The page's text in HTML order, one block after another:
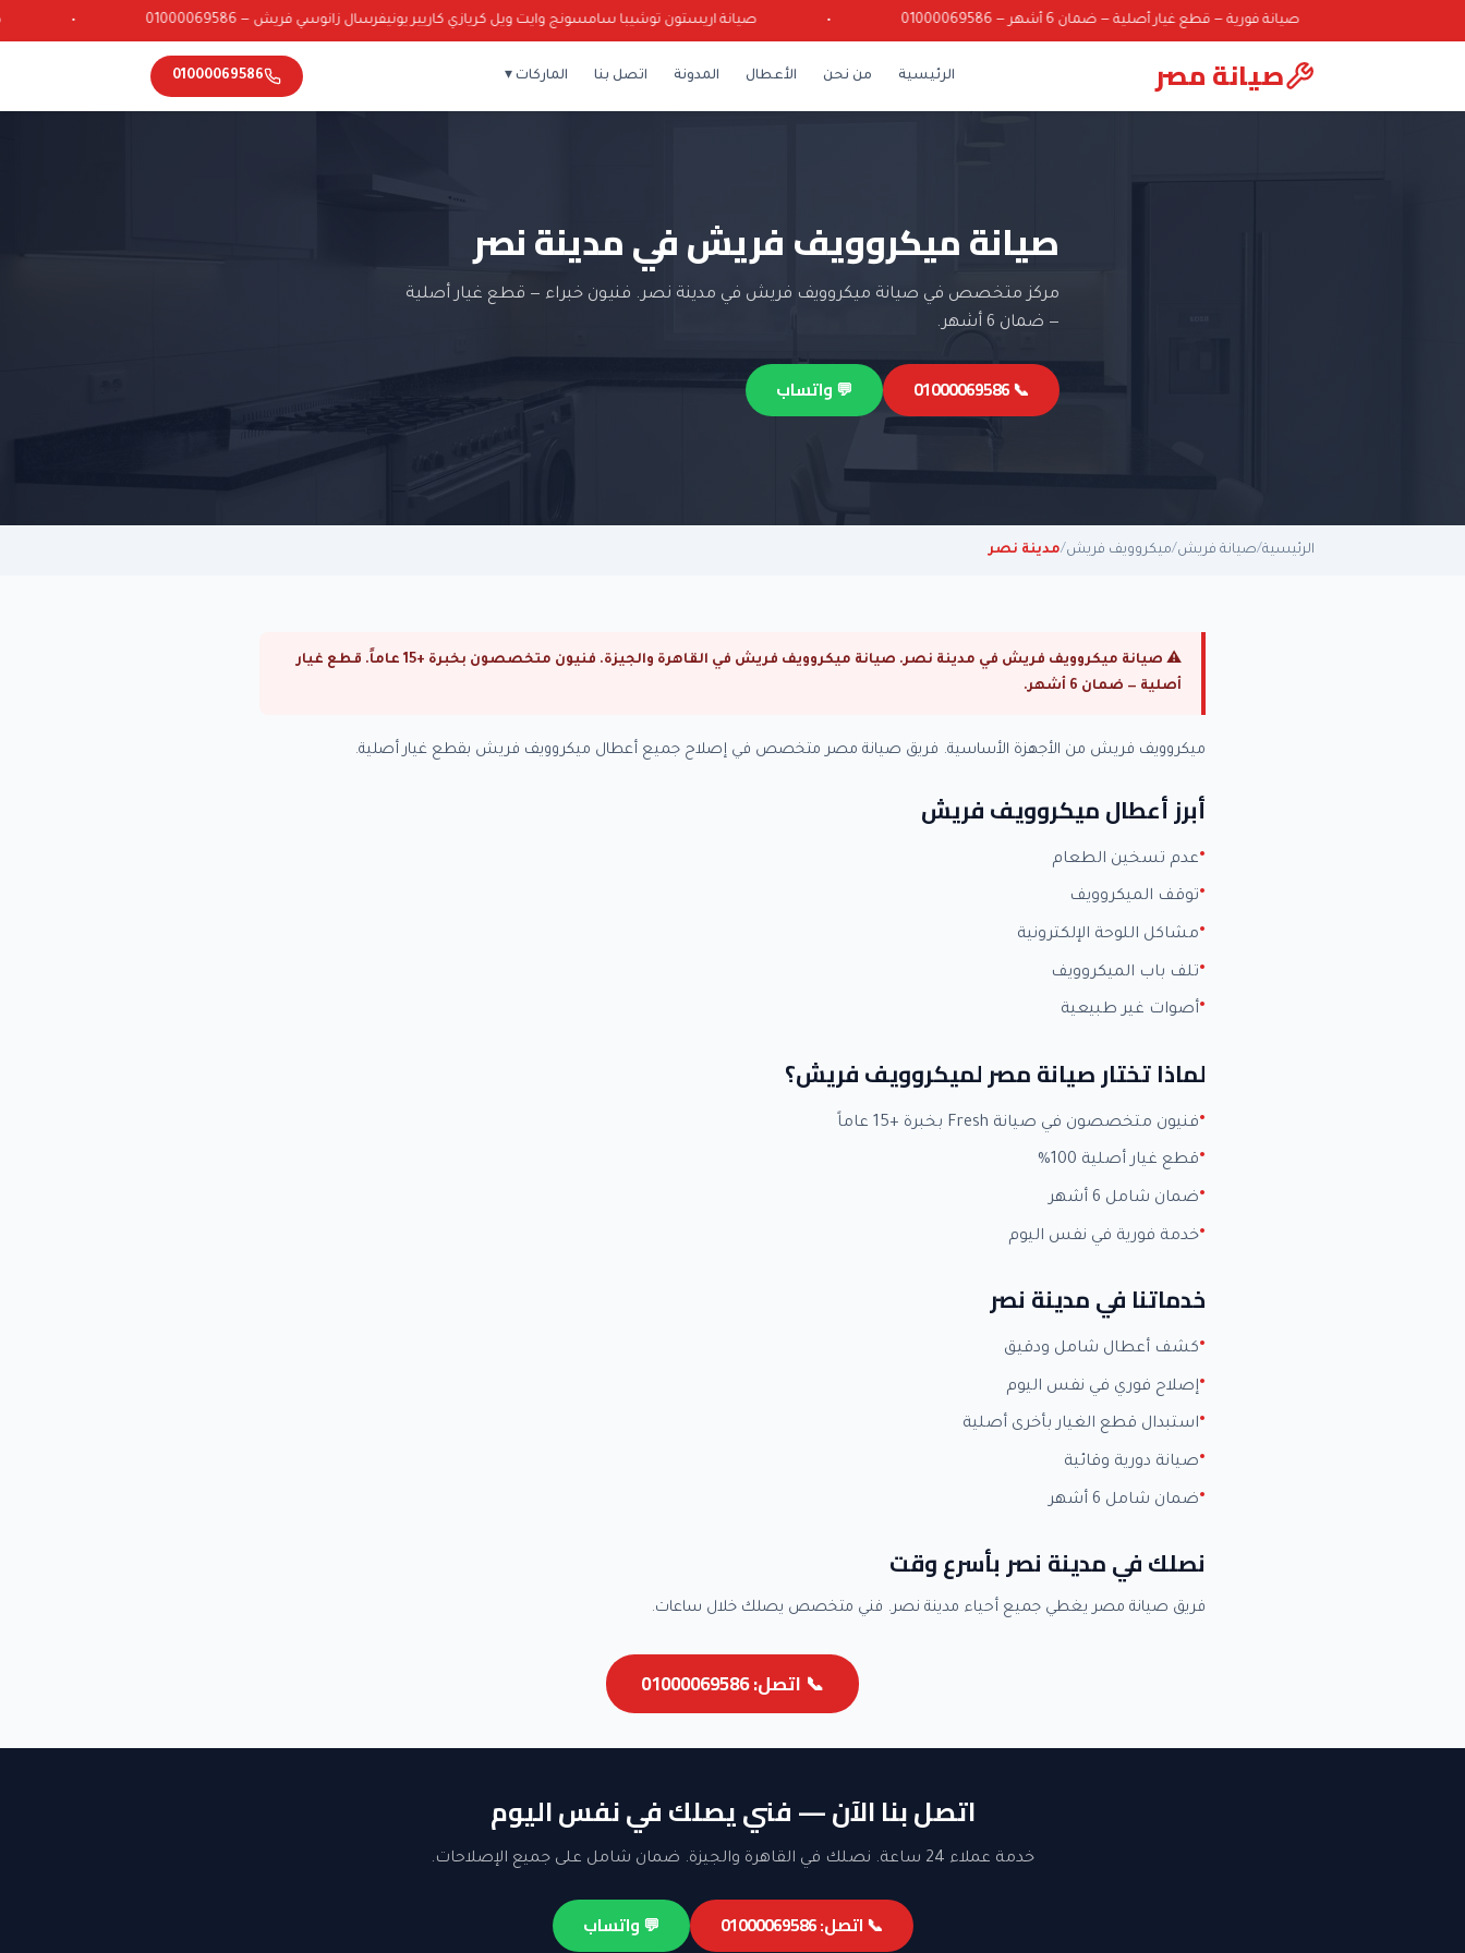
صيانة فورية — قطع غيار أصلية — ضمان 6 أشهر — 01000069586 صيانة اريستون توشيبا سامسونج وايت ويل كريازي كاريير يونيفرسال زانوسي فريش — 01000069586
صيانة مصر الرئيسية من نحن الأعطال المدونة اتصل بنا الماركات ▾ 01000069586
صيانة ميكروويف فريش في مدينة نصر
مركز متخصص في صيانة ميكروويف فريش في مدينة نصر. فنيون خبراء — قطع غيار أصلية
— ضمان 6 أشهر.
📞 01000069586 💬 واتساب
الرئيسية/صيانة فريش/ميكروويف فريش/مدينة نصر
⚠ صيانة ميكروويف فريش في مدينة نصر. صيانة ميكروويف فريش في القاهرة والجيزة. فنيون متخصصون بخبرة +15 عاماً. قطع غيار
أصلية — ضمان 6 أشهر.
ميكروويف فريش من الأجهزة الأساسية. فريق صيانة مصر متخصص في إصلاح جميع أعطال ميكروويف فريش بقطع غيار أصلية.
أبرز أعطال ميكروويف فريش
عدم تسخين الطعام
توقف الميكروويف
مشاكل اللوحة الإلكترونية
تلف باب الميكروويف
أصوات غير طبيعية
لماذا تختار صيانة مصر لميكروويف فريش؟
فنيون متخصصون في صيانة Fresh بخبرة +15 عاماً
قطع غيار أصلية 100%
ضمان شامل 6 أشهر
خدمة فورية في نفس اليوم
خدماتنا في مدينة نصر
كشف أعطال شامل ودقيق
إصلاح فوري في نفس اليوم
استبدال قطع الغيار بأخرى أصلية
صيانة دورية وقائية
ضمان شامل 6 أشهر
نصلك في مدينة نصر بأسرع وقت
فريق صيانة مصر يغطي جميع أحياء مدينة نصر. فني متخصص يصلك خلال ساعات.
📞 اتصل: 01000069586
اتصل بنا الآن — فني يصلك في نفس اليوم
خدمة عملاء 24 ساعة. نصلك في القاهرة والجيزة. ضمان شامل على جميع الإصلاحات.
📞 اتصل: 01000069586 💬 واتساب